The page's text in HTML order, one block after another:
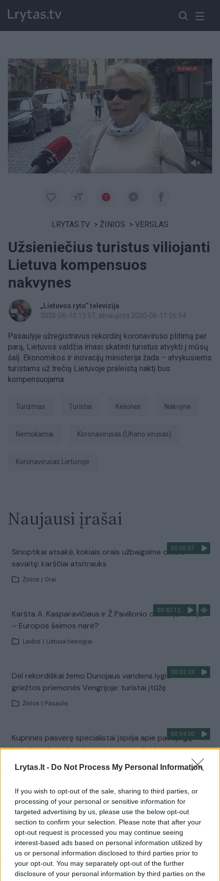
Lrytas.lt - Do Not Process My Personal Information
If you wish to opt-out of the sale, sharing to third parties, or
processing of your personal or sensitive information for
targeted advertising by us, please use the below opt-out
section to confirm your selection. Please note that after your
opt-out request is processed you may continue seeing
interest-based ads based on personal information utilized by
us or personal information disclosed to third parties prior to
your opt-out. You may separately opt-out of the further
disclosure of your personal information by third parties on the
Paremkite Ukrainą
LRYTAS.TV > ŽINIOS > VERSLAS
Užsieniečius turistus viliojanti
Lietuva kompensuos
nakvynes
„Lietuvos ryto“ televizija
2020-06-10 13:57, atnaujinta 2020-06-11 06:54
Pasaulyje užregistravus rekordinį koronaviruso plitimą per
parą, Lietuvos valdžia imasi skatinti turistus atvykti į mūsų
šalį. Ekonomikos ir inovacijų ministerija žada – atvykusiems
turistams už trečią Lietuvoje praleistą naktį bus
kompensuojama.
Turizmas turistai Kelionės nakvynė
nemokamai koronavirusas (Uhano virusas)
Koronavirusas Lietuvoje
Naujausi įrašai
00:00:57
Sinoptikai atsakė, kokiais orais užbaigsime darbo
savaitę: karščiai atsitrauks
Žinios Orai
00:42:12
Karšta A. Kasparavičiaus ir Ž Pavilionio diskusija: Rusija
– Europos šeimos narė?
Laidos Lietuva tiesiogiai
00:02:33
Dėl rekordiškai žemo Dunojaus vandens lygio –
griežtos priemonės Vengrijoje: turistai įtūžę
Žinios Pasaulis
00:04:00
Kuprines pasvėrę specialistai įspėja apie pavojingą
įprotį: tą daro daugiau nei pusė pradinukų
Žinios | Lietuvos diena
Visi įrašai
Žiūrimiausi įrašai
00:00:30